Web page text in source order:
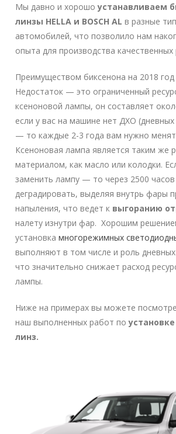
Мы давно и хорошоустанавливаем
линзы HELLA и BOSCH AL в разные
автомобилей, что позволило нам
опыта для производства качественных
Преимуществом биксенона на 2018 год
Недостаток — это ограниченный
ксеноновой лампы, он составляет
если у вас на машине нет ДХО
— то каждые 2-3 года вам нужно
Ксеноновая лампа является таким же
материалом, как масло или колодки.
заменить лампу — то через 2500
деградировать, выделяя внутрь фары
напыления, что ведет к выгоранию
налету изнутри фар. Хорошим
установкамногорежимных
выполняют в том числе и роль
что значительно снижает расход
лампы.
Ниже на примерах вы можете
наш выполненных работ по
линз.